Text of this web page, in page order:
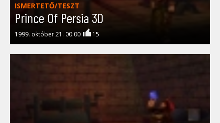
ISMERTETŐ/TESZT
Prince Of Persia 3D
1999. október 21. 00:00 15